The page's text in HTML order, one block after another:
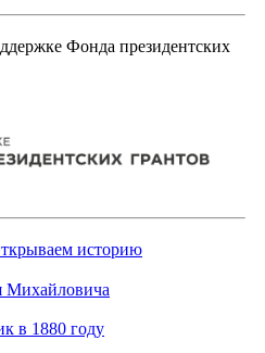
Фонда президентских
историю
Михайловича
в 1880 году